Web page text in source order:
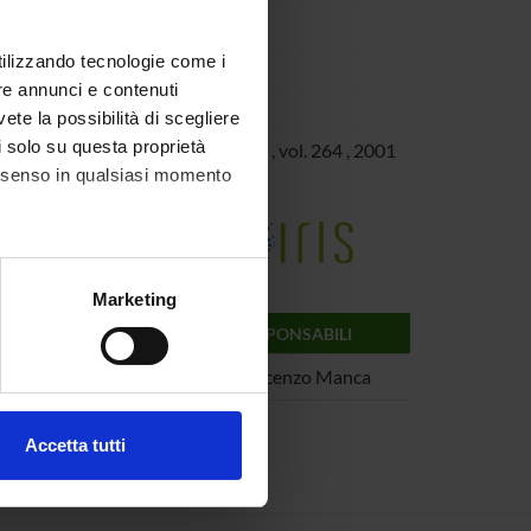
tecnologie come i
annunci e contenuti
la possibilità di scegliere
su questa proprietà
in qualsiasi momento
metro,Marketing
Accetta tutti
«Theoretical Computer Science» , vol. 264, 2001
RESPONSABILI
Vincenzo Manca